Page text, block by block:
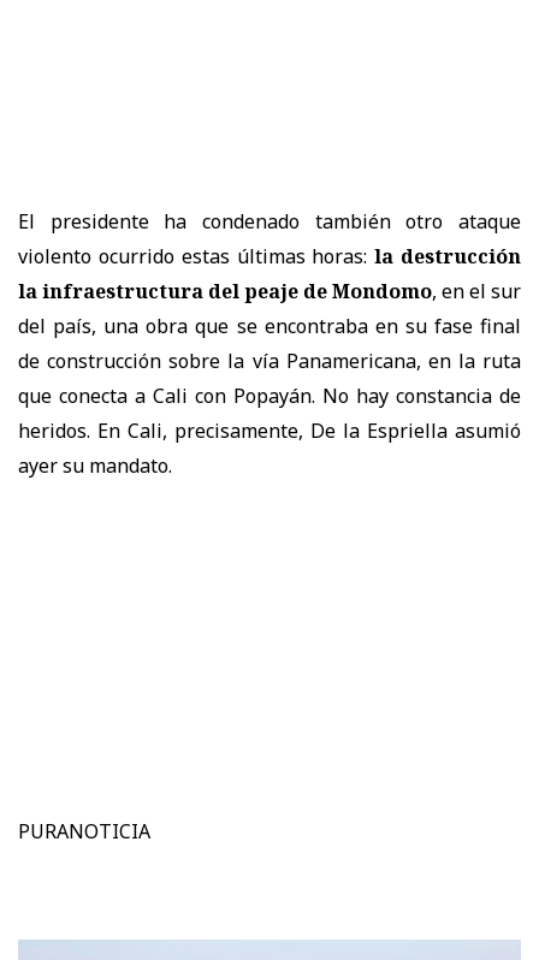
El presidente ha condenado también otro ataque
violento ocurrido estas últimas horas:la destrucción
la infraestructura del peaje de Mondomo, en el sur
del país, una obra que se encontraba en su fase final
de construcción sobre la vía Panamericana, en la ruta
que conecta a Cali con Popayán. No hay constancia de
heridos. En Cali, precisamente, De la Espriella asumió
ayer su mandato.
PURANOTICIA